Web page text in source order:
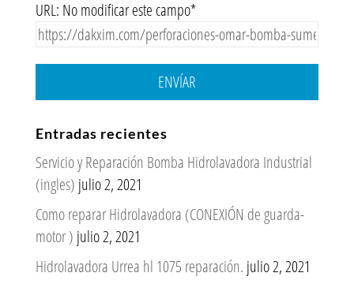
URL: No modificar este campo*
ENVÍAR
Entradas recientes
Servicio y Reparación Bomba Hidrolavadora Industrial
(ingles) julio 2, 2021
Como reparar Hidrolavadora (CONEXIÓN de guarda-
motor ) julio 2, 2021
Hidrolavadora Urrea hl 1075 reparación. julio 2, 2021